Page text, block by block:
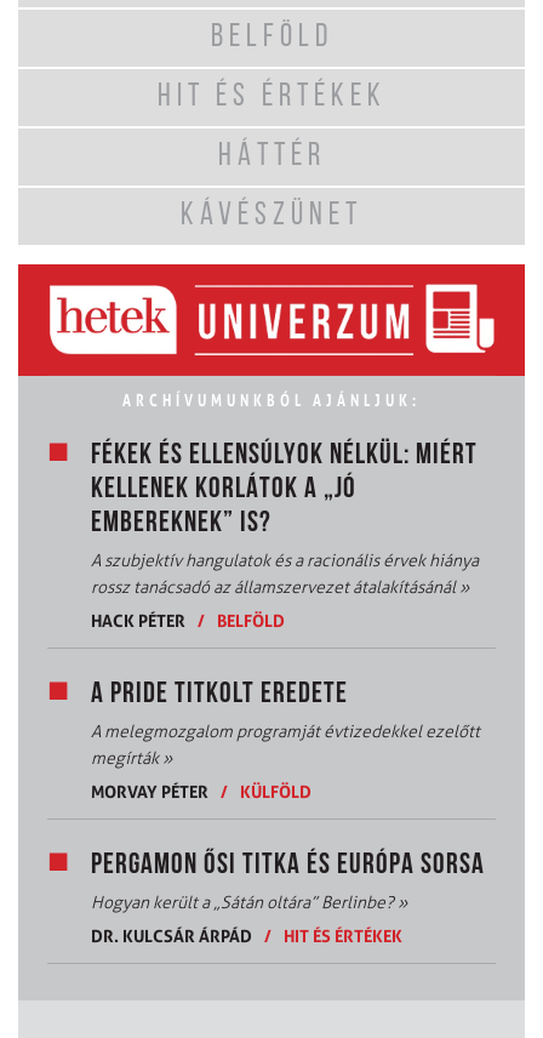
BELFÖLD
HIT ÉS ÉRTÉKEK
HÁTTÉR
KÁVÉSZÜNET
ARCHÍVUMUNKBÓL AJÁNLJUK:
FÉKEK ÉS ELLENSÚLYOK NÉLKÜL: MIÉRT
KELLENEK KORLÁTOK A „JÓ
EMBEREKNEK” IS?
A szubjektív hangulatok és a racionális érvek hiánya
rossz tanácsadó az államszervezet átalakításánál»
HACK PÉTER
/ BELFÖLD
A PRIDE TITKOLT EREDETE
A melegmozgalom programját évtizedekkel ezelőtt
megírták»
MORVAY PÉTER
/ KÜLFÖLD
PERGAMON ŐSI TITKA ÉS EURÓPA SORSA
Hogyan került a „Sátán oltára” Berlinbe?»
DR. KULCSÁR ÁRPÁD
/ HIT ÉS ÉRTÉKEK